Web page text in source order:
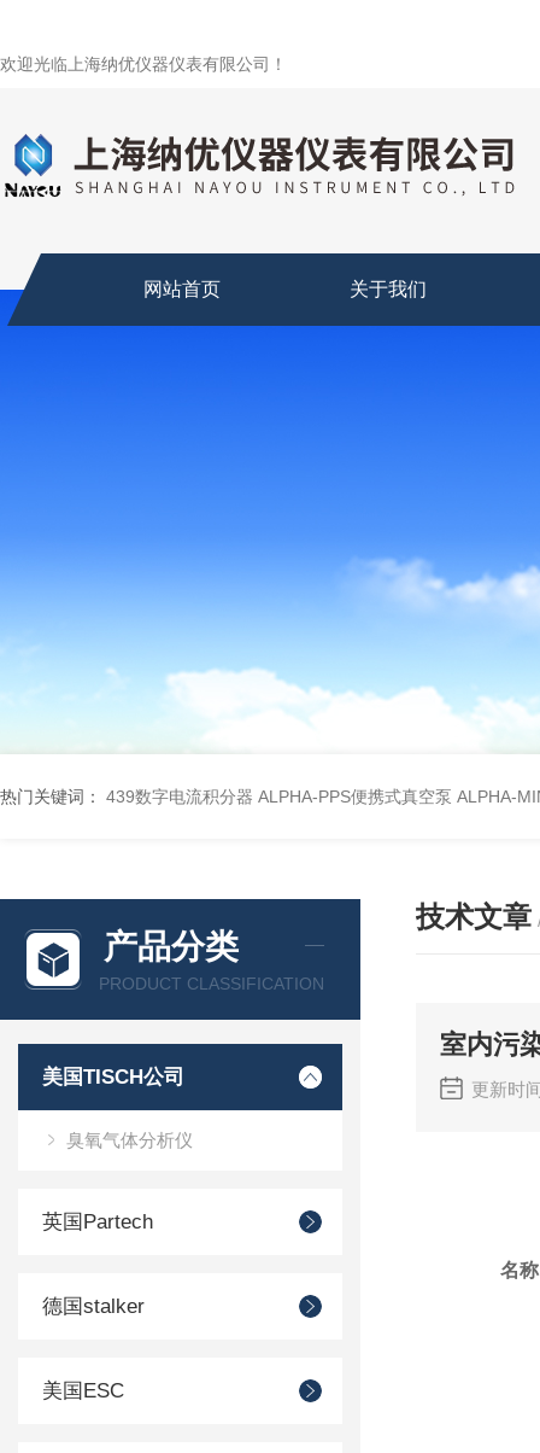
欢迎光临上海纳优仪器仪表有限公司！
网站首页 关于我们
热门关键词： 439数字电流积分器 ALPHA-PPS便携式真空泵 ALPHA-
产品分类
PRODUCT CLASSIFICATION
美国TISCH公司
臭氧气体分析仪
英国Partech
德国stalker
美国ESC
技术文章
室内污
更新时
名称